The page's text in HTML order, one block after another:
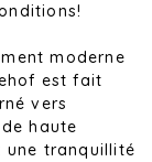
moderne
est fait
vers
haute
une tranquillité